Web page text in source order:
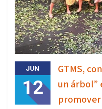
JUN
12
GTMS,
un árbol”